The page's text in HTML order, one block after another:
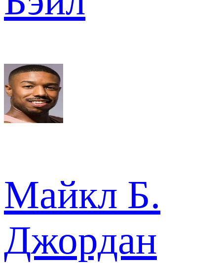
Майкл Б.
Джордан